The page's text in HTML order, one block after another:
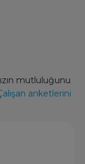
mutluluğunu
anketlerini